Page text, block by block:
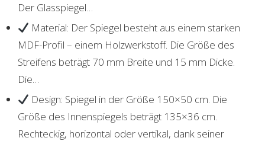
Der Glasspiegel…
Material: Der Spiegel besteht aus einem starken
MDF-Profil – einem Holzwerkstoff. Die Größe des
Streifens beträgt 70 mm Breite und 15 mm Dicke.
Die…
Design: Spiegel in der Größe 150×50 cm. Die
Größe des Innenspiegels beträgt 135×36 cm.
Rechteckig, horizontal oder vertikal, dank seiner